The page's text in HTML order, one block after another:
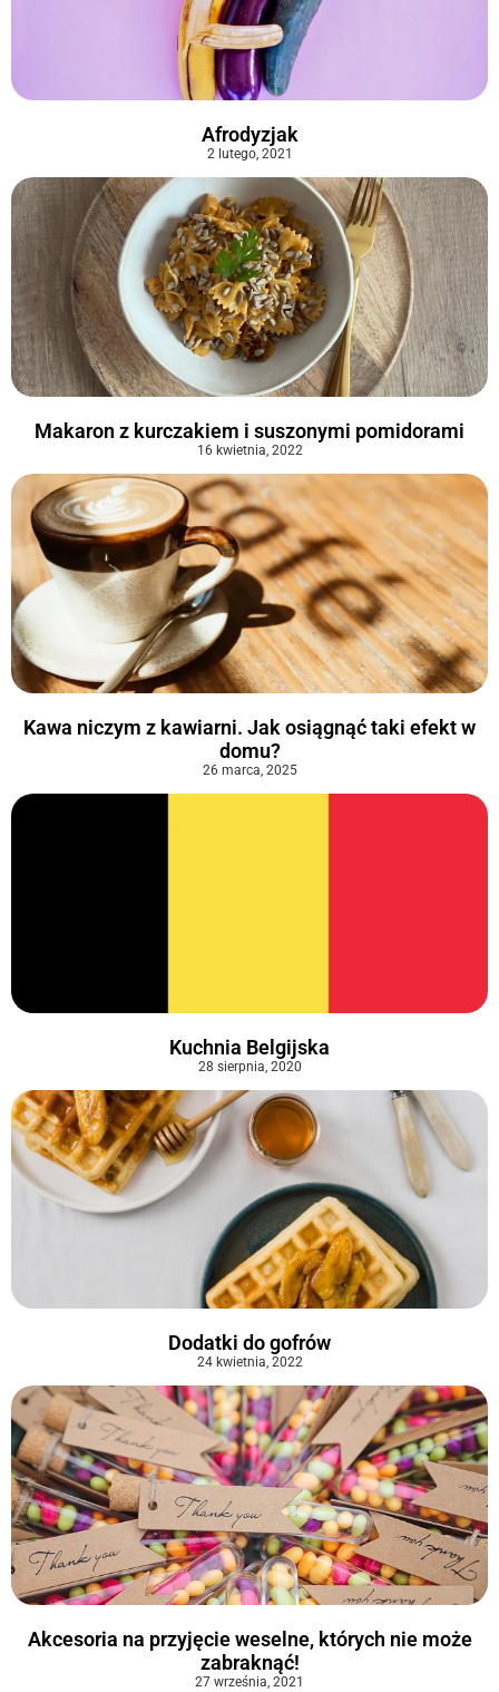
Afrodyzjak
2 lutego, 2021
Makaron z kurczakiem i suszonymi pomidorami
16 kwietnia, 2022
Kawa niczym z kawiarni. Jak osiągnąć taki efekt w
domu?
26 marca, 2025
Kuchnia Belgijska
28 sierpnia, 2020
Dodatki do gofrów
24 kwietnia, 2022
Akcesoria na przyjęcie weselne, których nie może
zabraknąć!
27 września, 2021